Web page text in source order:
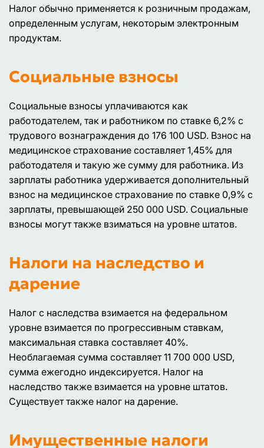
Налог обычно применяется к розничным продажам,
определенным услугам, некоторым электронным
продуктам.
Социальные взносы
Социальные взносы уплачиваются как
работодателем, так и работником по ставке 6,2% с
трудового вознаграждения до 176 100 USD. Взнос на
медицинское страхование составляет 1,45% для
работодателя и такую же сумму для работника. Из
зарплаты работника удерживается дополнительный
взнос на медицинское страхование по ставке 0,9% с
зарплаты, превышающей 250 000 USD. Социальные
взносы могут также взиматься на уровне штатов.
Налоги на наследство и
дарение
Налог с наследства взимается на федеральном
уровне взимается по прогрессивным ставкам,
максимальная ставка составляет 40%.
Необлагаемая сумма составляет 11 700 000 USD,
сумма ежегодно индексируется. Налог на
наследство также взимается на уровне штатов.
Существует также налог на дарение.
Имущественные налоги